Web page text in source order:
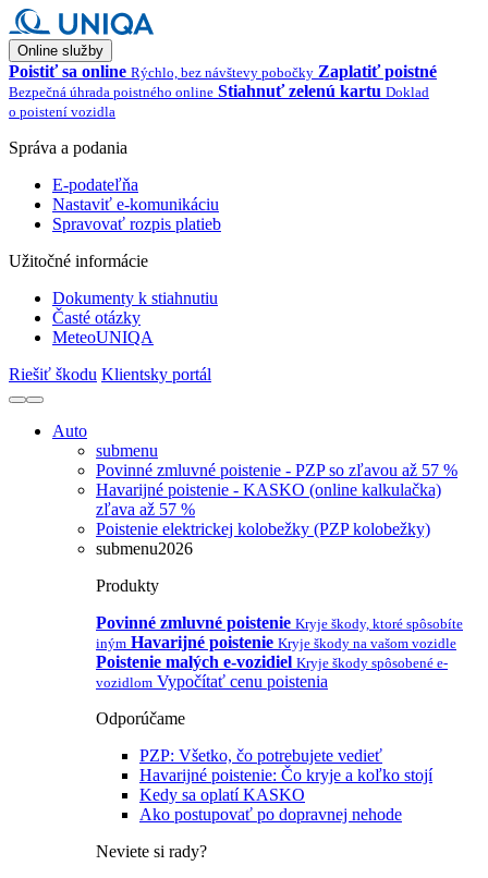
Online služby
Poistiť sa online Rýchlo, bez návštevy pobočky Zaplatiť poistné
Bezpečná úhrada poistného online Stiahnuť zelenú kartu Doklad
o poistení vozidla
Správa a podania
E-podateľňa
Nastaviť e-komunikáciu
Spravovať rozpis platieb
Užitočné informácie
Dokumenty k stiahnutiu
Časté otázky
MeteoUNIQA
Riešiť škodu Klientsky portál
Auto
submenu
Povinné zmluvné poistenie - PZP so zľavou až 57 %
Havarijné poistenie - KASKO (online kalkulačka)
zľava až 57 %
Poistenie elektrickej kolobežky (PZP kolobežky)
submenu2026
Produkty
Povinné zmluvné poistenie Kryje škody, ktoré spôsobíte
iným Havarijné poistenie Kryje škody na vašom vozidle
Poistenie malých e-vozidiel Kryje škody spôsobené e-
vozidlom Vypočítať cenu poistenia
Odporúčame
PZP: Všetko, čo potrebujete vedieť
Havarijné poistenie: Čo kryje a koľko stojí
Kedy sa oplatí KASKO
Ako postupovať po dopravnej nehode
Neviete si rady?